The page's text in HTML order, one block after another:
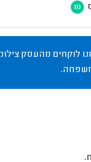
10
לוקחים מהעסק
משפחה.